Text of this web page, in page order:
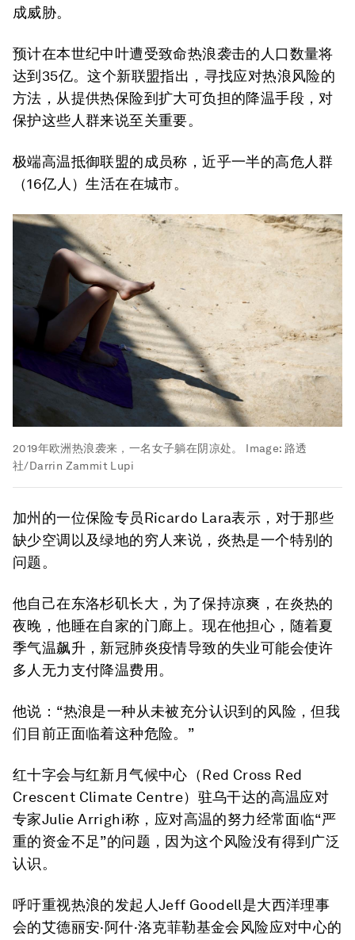
成威胁。
预计在本世纪中叶遭受致命热浪袭击的人口数量将
达到35亿。这个新联盟指出，寻找应对热浪风险的
方法，从提供热保险到扩大可负担的降温手段，对
保护这些人群来说至关重要。
极端高温抵御联盟的成员称，近乎一半的高危人群
（16亿人）生活在在城市。
2019年欧洲热浪袭来，一名女子躺在阴凉处。 Image: 路透
社/Darrin Zammit Lupi
加州的一位保险专员Ricardo Lara表示，对于那些
缺少空调以及绿地的穷人来说，炎热是一个特别的
问题。
他自己在东洛杉矶长大，为了保持凉爽，在炎热的
夜晚，他睡在自家的门廊上。现在他担心，随着夏
季气温飙升，新冠肺炎疫情导致的失业可能会使许
多人无力支付降温费用。
他说：“热浪是一种从未被充分认识到的风险，但我
们目前正面临着这种危险。”
红十字会与红新月气候中心（Red Cross Red
Crescent Climate Centre）驻乌干达的高温应对
专家Julie Arrighi称，应对高温的努力经常面临“严
重的资金不足”的问题，因为这个风险没有得到广泛
认识。
呼吁重视热浪的发起人Jeff Goodell是大西洋理事
会的艾德丽安·阿什·洛克菲勒基金会风险应对中心的